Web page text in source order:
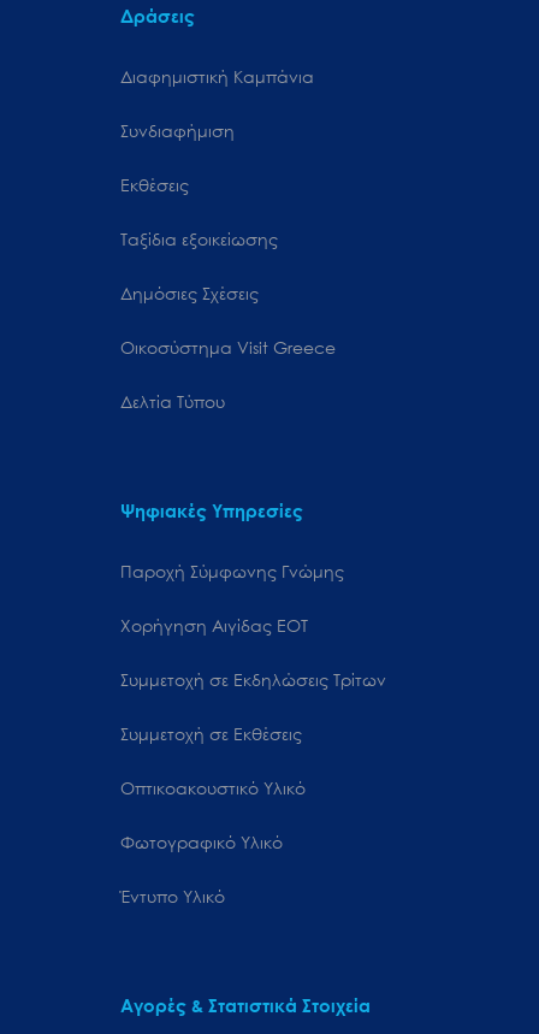
Δράσεις
Διαφημιστική Καμπάνια
Συνδιαφήμιση
Εκθέσεις
Ταξίδια εξοικείωσης
Δημόσιες Σχέσεις
Oικοσύστημα Visit Greece
Δελτία Τύπου
Ψηφιακές Υπηρεσίες
Παροχή Σύμφωνης Γνώμης
Χορήγηση Αιγίδας ΕΟΤ
Συμμετοχή σε Εκδηλώσεις Τρίτων
Συμμετοχή σε Εκθέσεις
Οπτικοακουστικό Υλικό
Φωτογραφικό Υλικό
Έντυπο Υλικό
Αγορές & Στατιστικά Στοιχεία